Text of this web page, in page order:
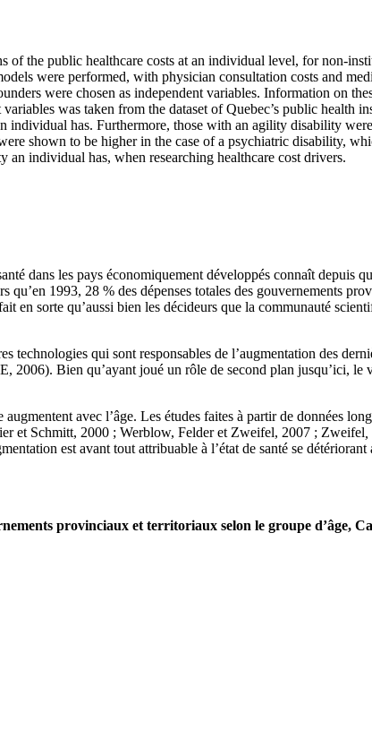
of the public healthcare costs at an individual level, for non-
were performed, with physician consultation costs and
were chosen as independent variables. Information on
was taken from the dataset of Quebec’s public health
individual has. Furthermore, those with an agility disability
shown to be higher in the case of a psychiatric disability,
individual has, when researching healthcare cost drivers.
dans les pays économiquement développés connaît depuis
1993, 28 % des dépenses totales des gouvernements
en sorte qu’aussi bien les décideurs que la communauté
technologies qui sont responsables de l’augmentation des
Bien qu’ayant joué un rôle de second plan jusqu’ici,
avec l’âge. Les études faites à partir de données
et Schmitt, 2000 ; Werblow, Felder et Zweifel, 2007 ; Zweifel,
est avant tout attribuable à l’état de santé se
provinciaux et territoriaux selon le groupe d’âge,